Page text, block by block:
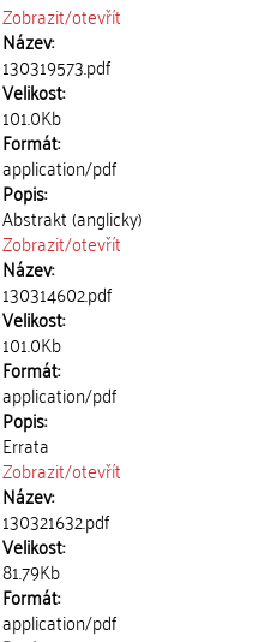
Zobrazit/otevřít
Název:
130319573.pdf
Velikost:
101.0Kb
Formát:
application/pdf
Popis:
Abstrakt (anglicky)
Zobrazit/otevřít
Název:
130314602.pdf
Velikost:
101.0Kb
Formát:
application/pdf
Popis:
Errata
Zobrazit/otevřít
Název:
130321632.pdf
Velikost:
81.79Kb
Formát:
application/pdf